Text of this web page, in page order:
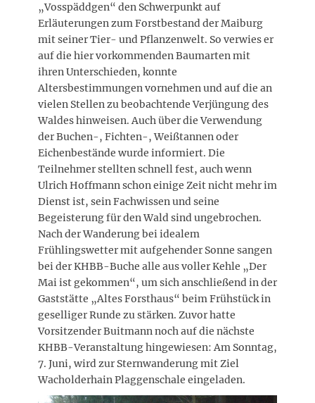
„Vosspäddgen“ den Schwerpunkt auf
Erläuterungen zum Forstbestand der Maiburg
mit seiner Tier- und Pflanzenwelt. So verwies er
auf die hier vorkommenden Baumarten mit
ihren Unterschieden, konnte
Altersbestimmungen vornehmen und auf die an
vielen Stellen zu beobachtende Verjüngung des
Waldes hinweisen. Auch über die Verwendung
der Buchen-, Fichten-, Weißtannen oder
Eichenbestände wurde informiert. Die
Teilnehmer stellten schnell fest, auch wenn
Ulrich Hoffmann schon einige Zeit nicht mehr im
Dienst ist, sein Fachwissen und seine
Begeisterung für den Wald sind ungebrochen.
Nach der Wanderung bei idealem
Frühlingswetter mit aufgehender Sonne sangen
bei der KHBB-Buche alle aus voller Kehle „Der
Mai ist gekommen“, um sich anschließend in der
Gaststätte „Altes Forsthaus“ beim Frühstück in
geselliger Runde zu stärken. Zuvor hatte
Vorsitzender Buitmann noch auf die nächste
KHBB-Veranstaltung hingewiesen: Am Sonntag,
7. Juni, wird zur Sternwanderung mit Ziel
Wacholderhain Plaggenschale eingeladen.